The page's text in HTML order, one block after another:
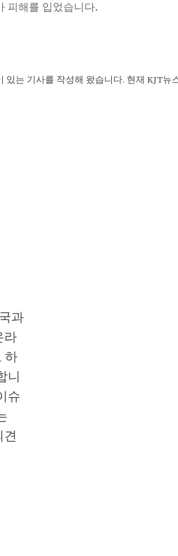
피해를 입었습니다.
는 기사를 작성해 왔습니다. 현재 KJT뉴
과
라
하
니
슈
견